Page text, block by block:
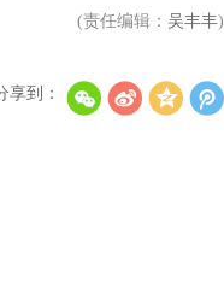
(责任编辑： 吴丰丰)
享到：
权俞利亲自剧透《Bossam - Steal the Fate》下